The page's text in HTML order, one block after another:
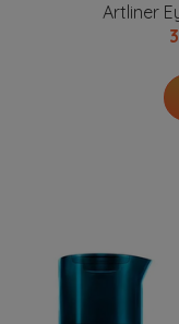
Artliner